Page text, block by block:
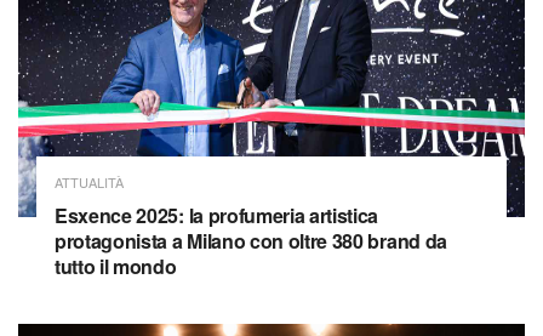
ATTUALITÀ
Esxence 2025: la profumeria artistica
protagonista a Milano con oltre 380 brand da
tutto il mondo